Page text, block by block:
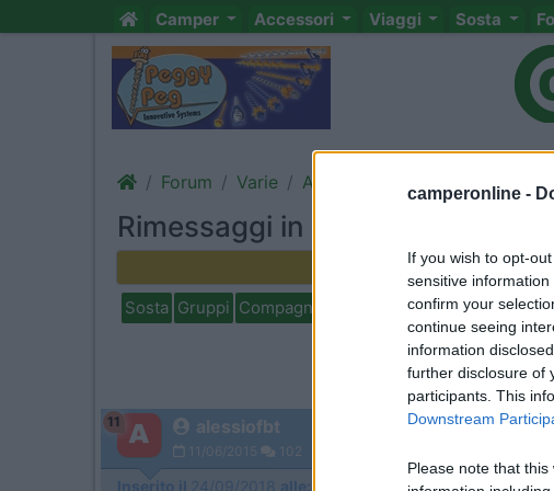
camperonline -
If you wish to opt-
sensitive
confirm your
continue seeing
information
further disclosure of
participants. This
Downstream
Please note that
Camper Accessori Viaggi Sosta
Forum Varie Altro sui camper
Rimessaggi in zona Piacenza
Rispondi
Sosta Gruppi Compagni Estero Marchi
11 alessiofbt
11/06/2015 102
Inserito il 24/09/2018 alle: